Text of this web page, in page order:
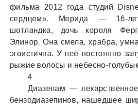
фильма 2012 года студий
сердцем». Мерида — 16-
шотландка, дочь короля
Элинор. Она смела, храбра,
эгоистична. У неё постоянно
рыжие волосы и небесно-
4
Диазепам —
бензодиазепинов, нашедшее